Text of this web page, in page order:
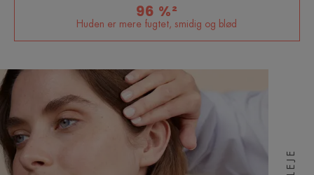
96 %²
Huden er mere fugtet, smidig og blød